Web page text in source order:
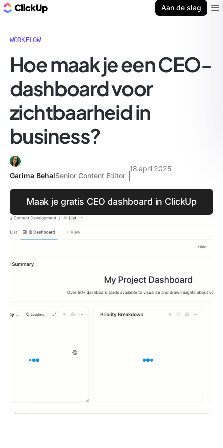
Aan de slag
WORKFLOW
Hoe maak je een CEO-
dashboard voor
zichtbaarheid in
business?
Garima BehalSenior Content Editor
18 april 2025
Maak je gratis CEO dashboard in ClickUp